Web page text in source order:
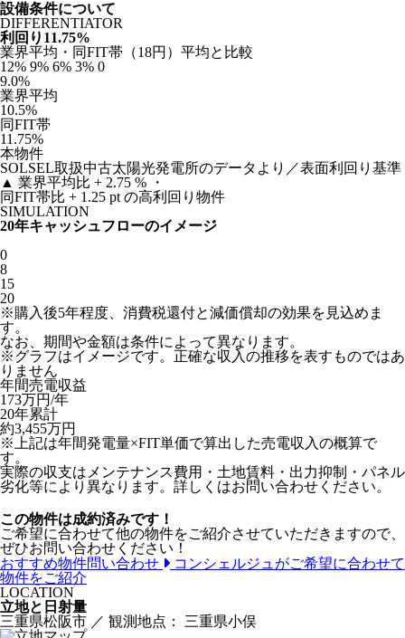
設備条件について
DIFFERENTIATOR
利回り11.75%
業界平均・同FIT帯（18円）平均と比較
12% 9% 6% 3% 0
9.0%
業界平均
10.5%
同FIT帯
11.75%
本物件
SOLSEL取扱中古太陽光発電所のデータより／表面利回り基準
▲ 業界平均比 + 2.75 % ・
同FIT帯比 + 1.25 pt の高利回り物件
SIMULATION
20年キャッシュフローのイメージ
0
8
15
20
※購入後5年程度、消費税還付と減価償却の効果を見込めま
す。
なお、期間や金額は条件によって異なります。
※グラフはイメージです。正確な収入の推移を表すものではあ
りません
年間売電収益
173万円/年
20年累計
約3,455万円
※上記は年間発電量×FIT単価で算出した売電収入の概算で
す。
実際の収支はメンテナンス費用・土地賃料・出力抑制・パネル
劣化等により異なります。詳しくはお問い合わせください。
この物件は成約済みです！
ご希望に合わせて他の物件をご紹介させていただきますので、
ぜひお問い合わせください！
おすすめ物件問い合わせ
コンシェルジュがご希望に合わせて
物件をご紹介
LOCATION
立地と日射量
三重県松阪市 ／ 観測地点： 三重県小俣